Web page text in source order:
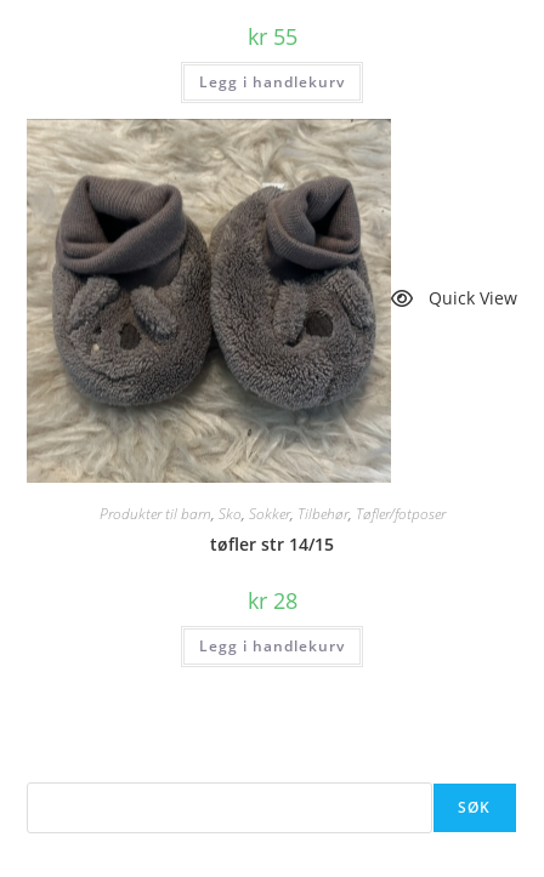
kr55
Legg i handlekurv
Quick View
Produkter til barn, Sko, Sokker, Tilbehør, Tøfler/fotposer
tøfler str 14/15
kr28
Legg i handlekurv
SØK